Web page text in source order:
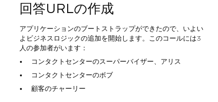
回答URLの作成
アプリケーションのブートストラップができたので、いよい
よビジネスロジックの追加を開始します。このコールには3
人の参加者がいます：
コンタクトセンターのスーパーバイザー、アリス
コンタクトセンターのボブ
顧客のチャーリー